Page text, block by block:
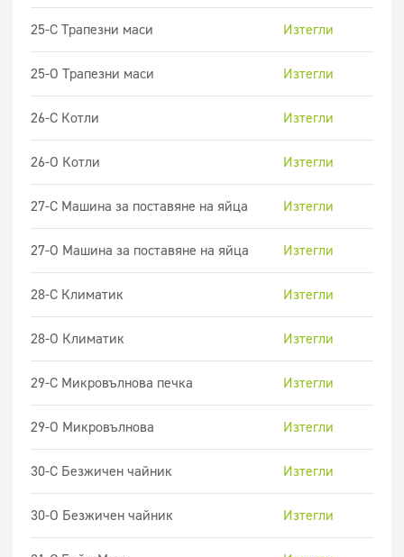
25-C Трапезни маси Изтегли
25-O Трапезни маси Изтегли
26-C Котли Изтегли
26-О Котли Изтегли
27-C Машина за поставяне на яйца Изтегли
27-O Машина за поставяне на яйца Изтегли
28-C Климатик Изтегли
28-O Климатик Изтегли
29-C Микровълнова печка Изтегли
29-O Микровълнова Изтегли
30-C Безжичен чайник Изтегли
30-O Безжичен чайник Изтегли